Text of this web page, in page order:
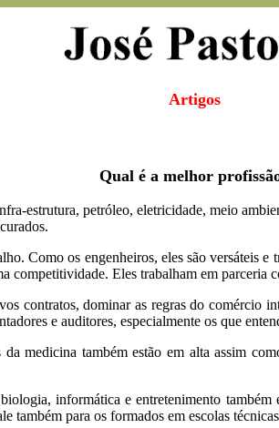
Artigos
Qual é a melhor
estrutura, petróleo, eletricidade, meio
Como os engenheiros, eles são versáteis
competitividade. Eles trabalham em
contratos, dominar as regras do comércio
e auditores, especialmente os que
medicina também estão em alta assim
informática e entretenimento
também para os formados em escolas